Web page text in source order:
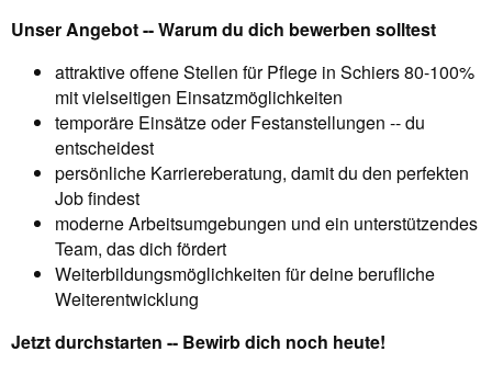
Unser Angebot -- Warum du dich bewerben solltest
attraktive offene Stellen für Pflege in Schiers 80-100%
mit vielseitigen Einsatzmöglichkeiten
temporäre Einsätze oder Festanstellungen -- du
entscheidest
persönliche Karriereberatung, damit du den perfekten
Job findest
moderne Arbeitsumgebungen und ein unterstützendes
Team, das dich fördert
Weiterbildungsmöglichkeiten für deine berufliche
Weiterentwicklung
Jetzt durchstarten -- Bewirb dich noch heute!